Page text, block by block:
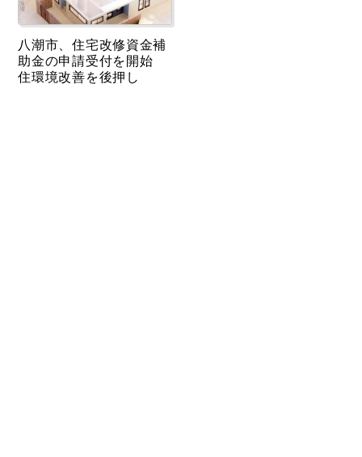
八潮市、住宅改修資金補
助金の申請受付を開始
住環境改善を後押し